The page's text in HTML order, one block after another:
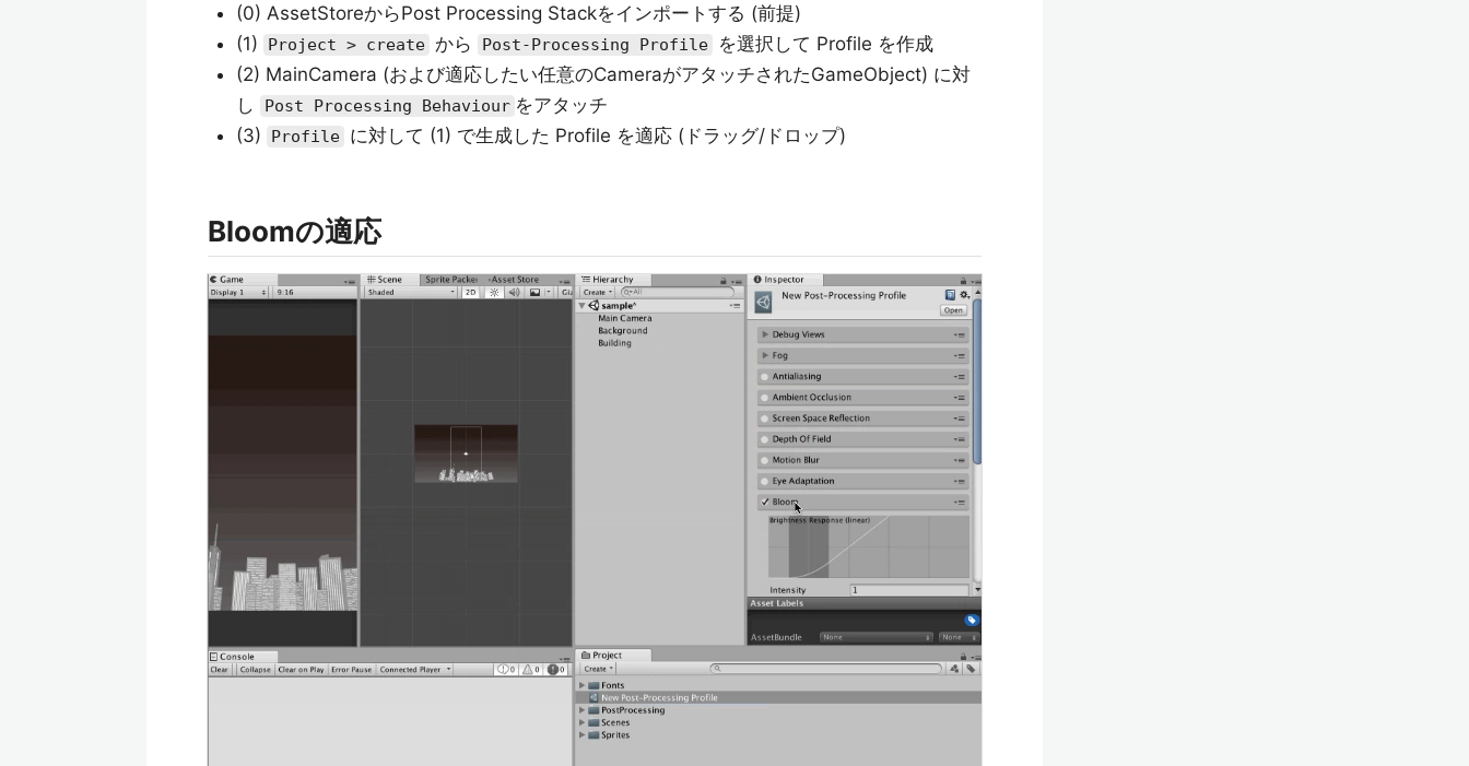
(0) AssetStoreからPost Processing Stackをインポートする (前提)
(1)
Project > create から Post-Processing Profile
を選択して Profile を作成
(2) MainCamera (および適応したい任意のCameraがアタッチされたGameObject) に対
し
Post Processing Behaviour をアタッチ
(3)
Profile に対して (1) で生成した Profile を適応 (ドラッグ/ドロップ)
Bloomの適応